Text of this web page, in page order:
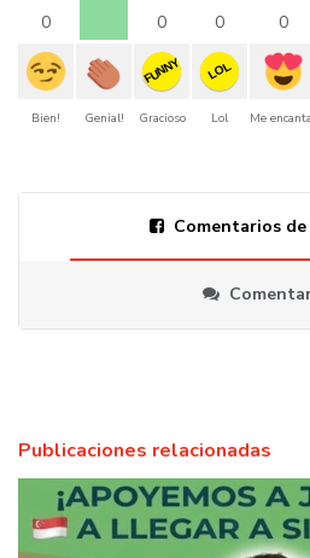
0
Bien! Genial!
0
FUNNY
Gracioso
0
LOL
Lol
0
Me
Comentarios
Publicaciones relacionadas